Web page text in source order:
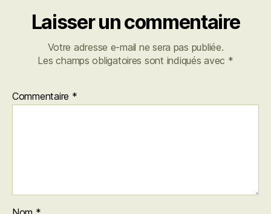
Laisser un commentaire
Votre adresse e-mail ne sera pas publiée.
Les champs obligatoires sont indiqués avec *
Commentaire *